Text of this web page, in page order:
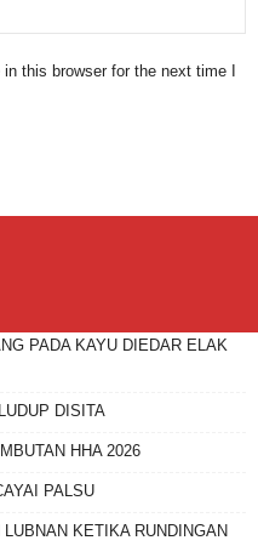
this browser for the next time I
PADA KAYU DIEDAR ELAK
DISITA
HHA 2026
PALSU
KETIKA RUNDINGAN